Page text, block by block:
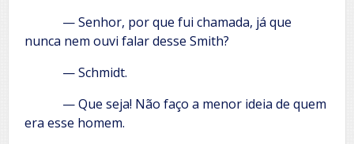
— Senhor, por que fui chamada, já que
nunca nem ouvi falar desse Smith?
— Schmidt.
— Que seja! Não faço a menor ideia de quem
era esse homem.